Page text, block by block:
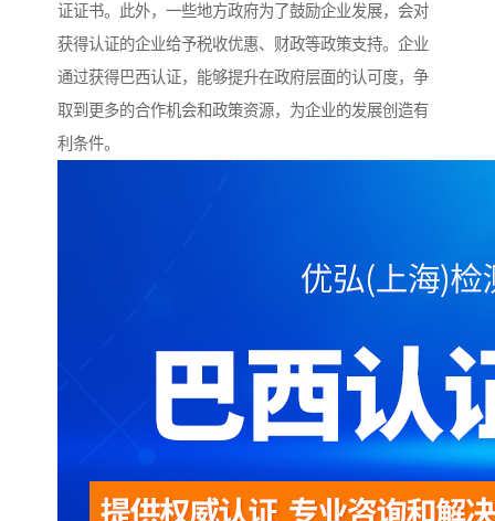
证证书。此外，一些地方政府为了鼓励企业发展，会对
获得认证的企业给予税收优惠、财政等政策支持。企业
通过获得巴西认证，能够提升在政府层面的认可度，争
取到更多的合作机会和政策资源，为企业的发展创造有
利条件。